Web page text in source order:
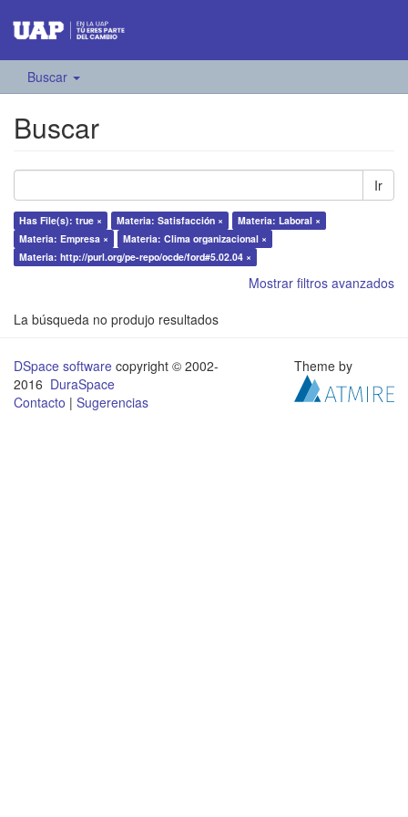
Buscar
Buscar
Ir
Has File(s): true × Materia: Satisfacción ×
Materia: Laboral ×
Materia: Empresa ×
Materia: Clima organizacional ×
Materia: http://purl.org/pe-repo/ocde/ford#5.02.04 ×
Mostrar filtros avanzados
La búsqueda no produjo resultados
DSpace software copyright © 2002-
2016 DuraSpace
Contacto | Sugerencias
Theme by